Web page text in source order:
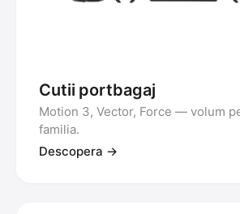
Cutii portbagaj
Motion 3, Vector, Force — volum
familia.
Descopera →